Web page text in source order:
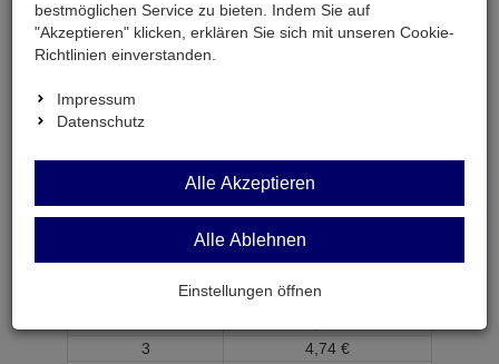
Weiter einkaufen Kessler electronic L293D-SMD
L293D-SMD
Motor-Treiber 4-fach DC-Motor original STM
SOW20
ab Menge
Preis je Stück
3
4, 74 €
bestmöglichen Service zu bieten. Indem Sie auf
"Akzeptieren" klicken, erklären Sie sich mit unseren Cookie-
Richtlinien einverstanden.
Impressum
Datenschutz
Alle Akzeptieren
Alle Ablehnen
Einstellungen öffnen